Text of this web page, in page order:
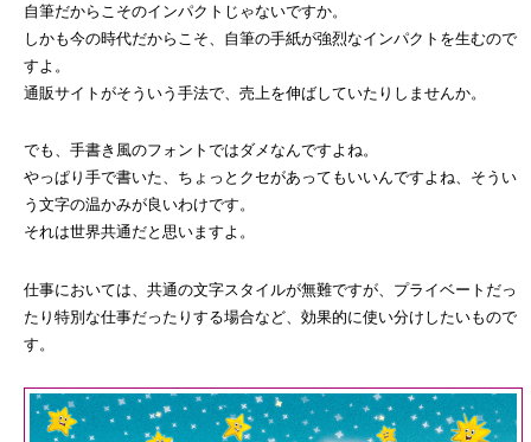
自筆だからこそのインパクトじゃないですか。
しかも今の時代だからこそ、自筆の手紙が強烈なインパクトを生むので
すよ。
通販サイトがそういう手法で、売上を伸ばしていたりしませんか。
でも、手書き風のフォントではダメなんですよね。
やっぱり手で書いた、ちょっとクセがあってもいいんですよね、そうい
う文字の温かみが良いわけです。
それは世界共通だと思いますよ。
仕事においては、共通の文字スタイルが無難ですが、プライベートだっ
たり特別な仕事だったりする場合など、効果的に使い分けしたいもので
す。